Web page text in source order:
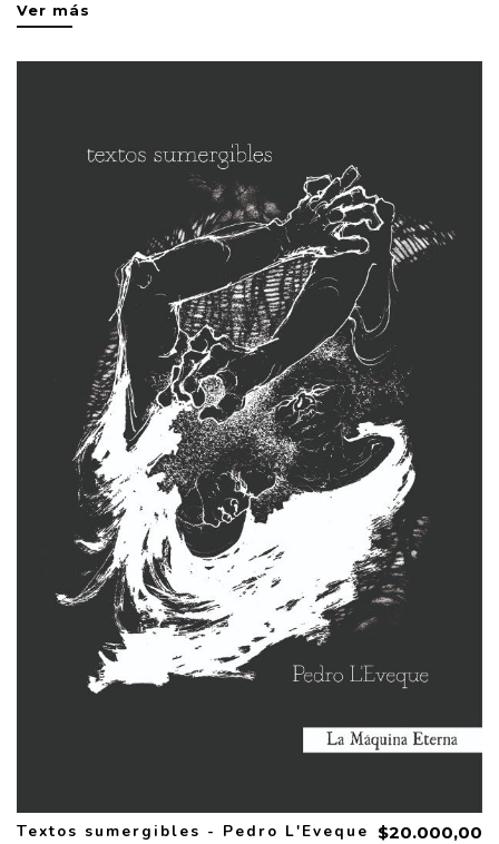
Ver más
Textos sumergibles - Pedro L'Eveque $20.000,00